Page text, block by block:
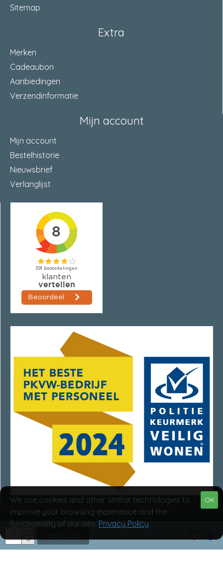
Sitemap
Extra
Merken
Cadeaubon
Aanbiedingen
Verzendinformatie
Mijn account
Mijn account
Bestelhistorie
Nieuwsbrief
Verlanglijst
Van Rumpt Specialisten © 2025
OK
We use cookies and other similar technologies to
improve your browsing experience and the
functionality of our site. Privacy Policy.